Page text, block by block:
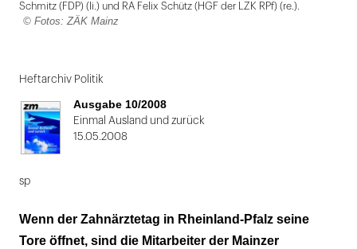
Schmitz (FDP) (li.) und RA Felix Schütz (HGF der LZK RPf) (re.).
© Fotos: ZÄK Mainz
1
von
2
Heftarchiv Politik
Ausgabe 10/2008
Einmal Ausland und zurück
15.05.2008
sp
Wenn der Zahnärztetag in Rheinland-Pfalz seine
Tore öffnet, sind die Mitarbeiter der Mainzer